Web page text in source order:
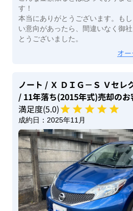
す！
本当にありがとうございます。も
い意向があったら、間違いなく御
とうございました。
オ
ノート / Ｘ ＤＩＧ－Ｓ Ｖセレ
/ 11年落ち(2015年式)売却のお
満足度(5.0)
成約日： 2025年11月